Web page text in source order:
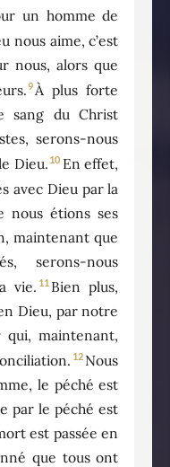
un homme de
nous aime, c’est
nous, alors que
9À plus forte
sang du Christ
serons-nous
Dieu. 10 En effet,
avec Dieu par la
nous étions ses
maintenant que
serons-nous
vie. 11 Bien plus,
Dieu, par notre
qui, maintenant,
12 Nous
le péché est
par le péché est
est passée en
que tous ont